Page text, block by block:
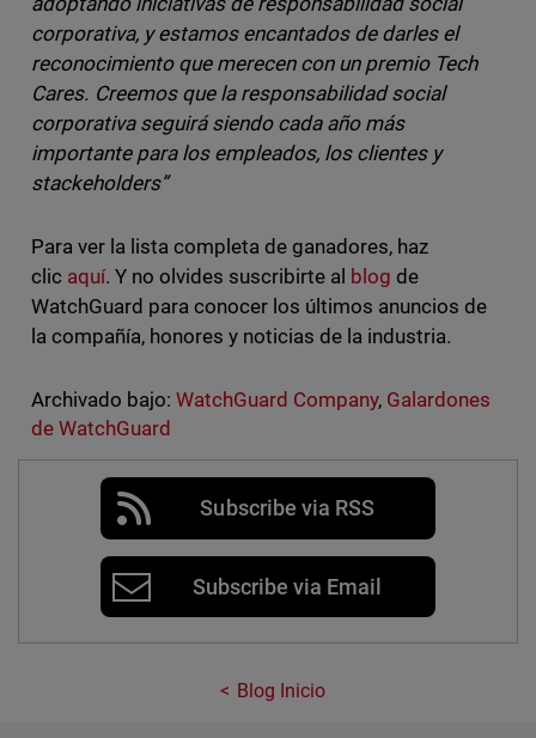
corporativa, y estamos encantados de darles el
reconocimiento que merecen con un premio Tech
Cares. Creemos que la responsabilidad social
corporativa seguirá siendo cada año más
importante para los empleados, los clientes y
stackeholders”
Para ver la lista completa de ganadores, haz
clic aquí. Y no olvides suscribirte al blog de
WatchGuard para conocer los últimos anuncios de
la compañía, honores y noticias de la industria.
Archivado bajo: WatchGuard Company, Galardones
de WatchGuard
Subscribe via RSS
Subscribe via Email
Blog Inicio